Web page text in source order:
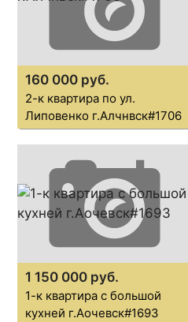
160 000 руб.
2-к квартира по ул.
Липовенко г.Алчнвск#1706
1 150 000 руб.
1-к квартира с большой
кухней г.Аочевск#1693